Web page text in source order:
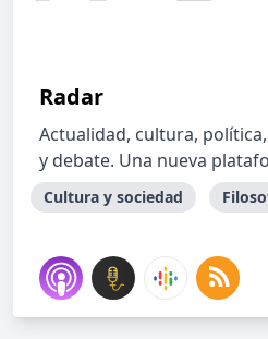
Radar
Actualidad, cultura,
y debate. Una nueva
Cultura y sociedad